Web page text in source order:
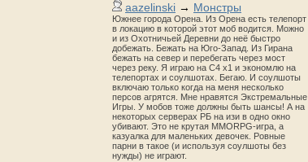
aazelinski → Монстры
Южнее города Орена. Из Орена есть телепорт
в локацию в которой этот моб водится. Можно
и из Охотничьей Деревни до неё быстро
добежать. Бежать на Юго-Запад. Из Гирана
бежать на север и перебегать через мост
через реку. Я играю на С4 х1 и экономлю на
телепортах и соулшотах. Бегаю. И соулшоты
включаю только когда на меня несколько
персов агрятся. Мне нравятся Экстремальные
Игры. У мобов тоже должны быть шансы! А на
некоторых серверах РБ на изи в одно окно
убивают. Это не крутая MMORPG-игра, а
казуалка для маленьких девочек. Ровные
парни в такое (и используя соулшоты без
нужды) не играют.